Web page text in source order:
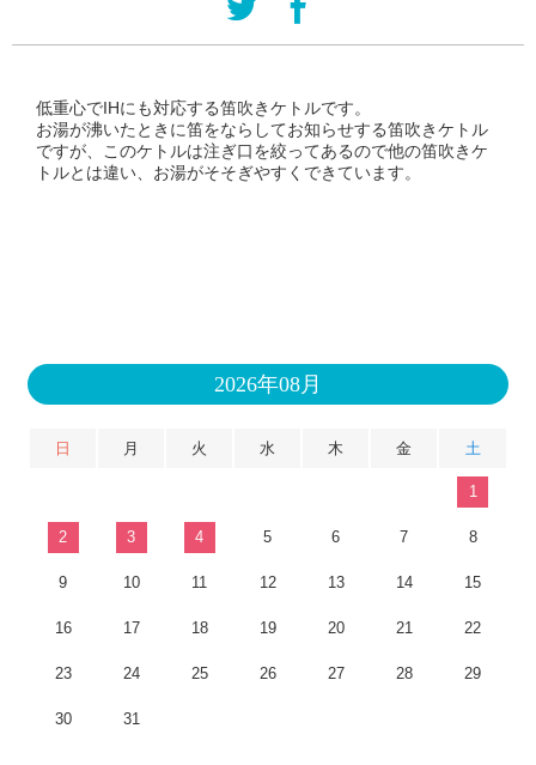
低重心でIHにも対応する笛吹きケトルです。
お湯が沸いたときに笛をならしてお知らせする笛吹きケトル
ですが、このケトルは注ぎ口を絞ってあるので他の笛吹きケ
トルとは違い、お湯がそそぎやすくできています。
2026年08月
日 月 火 水 木 金 土
1
2 3 4 5 6 7 8
9 10 11 12 13 14 15
16 17 18 19 20 21 22
23 24 25 26 27 28 29
30 31